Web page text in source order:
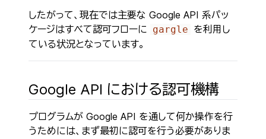
したがって、現在では主要な Google API 系パッ
ケージはすべて認可フローに gargle を利用し
ている状況となっています。
Google API における認可機構
プログラムが Google API を通して何か操作を行
うためには、まず最初に認可を行う必要がありま